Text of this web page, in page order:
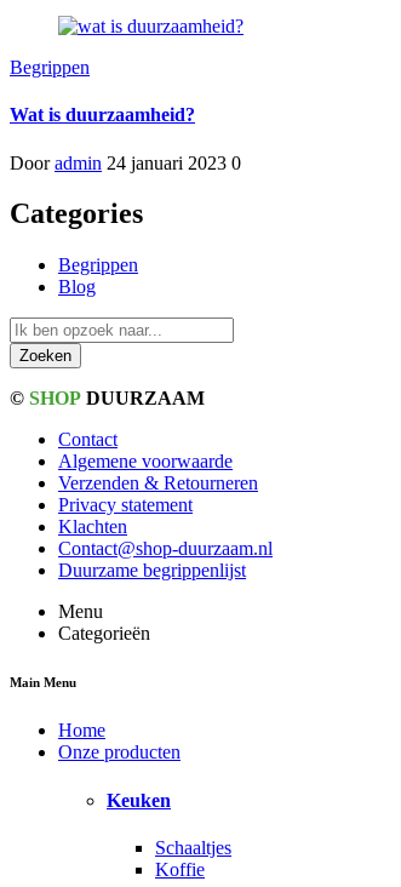
Begrippen
Wat is duurzaamheid?
Door admin 24 januari 2023 0
Categories
Begrippen
Blog
© SHOP DUURZAAM
Contact
Algemene voorwaarde
Verzenden & Retourneren
Privacy statement
Klachten
Contact@shop-duurzaam.nl
Duurzame begrippenlijst
Menu
Categorieën
Main Menu
Home
Onze producten
Keuken
Schaaltjes
Koffie